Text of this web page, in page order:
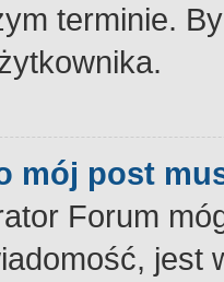
terminie.
mój post
Forum